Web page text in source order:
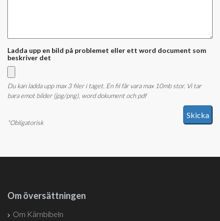
Ladda upp en bild på problemet eller ett word document som
beskriver det
Du kan ladda upp max 3 filer i taget. En fil får vara max 10mb stor. Vi tar
bara emot bilder (jpg/png), word dokument och pdf
*Obligatorisk
Om översättningen
Om Kärnbibeln